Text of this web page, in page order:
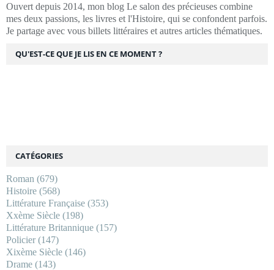
Ouvert depuis 2014, mon blog Le salon des précieuses combine
mes deux passions, les livres et l'Histoire, qui se confondent parfois.
Je partage avec vous billets littéraires et autres articles thématiques.
CATÉGORIES
Roman (679)
Histoire (568)
Littérature Française (353)
Xxème Siècle (198)
Littérature Britannique (157)
Policier(147)
Xixème Siècle (146)
Drame (143)
QU'EST-CE QUE JE LIS EN CE MOMENT ?